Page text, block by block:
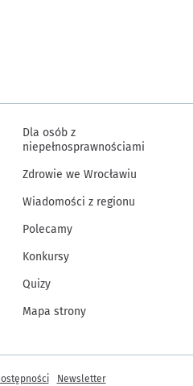
Dla osób z
niepełnosprawnościami
Zdrowie we Wrocławiu
Wiadomości z regionu
Polecamy
Konkursy
Quizy
Mapa strony
Newsletter